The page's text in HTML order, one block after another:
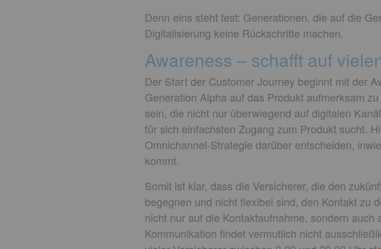
Denn eins steht fest: Generationen, die auf die
Digitalisierung keine Rückschritte machen.
Awareness – schafft auf
Der Start der Customer Journey beginnt mit der
Generation Alpha auf das Produkt aufmerksam
sein, die nicht nur überwiegend auf digitalen
für sich einfachsten Zugang zum Produkt sucht.
Omnichannel-Strategie darüber entscheiden,
kommt.
Somit ist klar, dass die Versicherer, die den
begegnen und nicht flexibel sind, den Kontakt zu
nicht nur auf die Kontaktaufnahme, sondern
Kommunikation findet vermutlich nicht